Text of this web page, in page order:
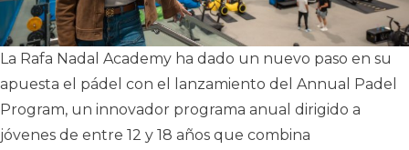
La Rafa Nadal Academy ha dado un nuevo paso en su
apuesta el pádel con el lanzamiento del Annual Padel
Program, un innovador programa anual dirigido a
jóvenes de entre 12 y 18 años que combina